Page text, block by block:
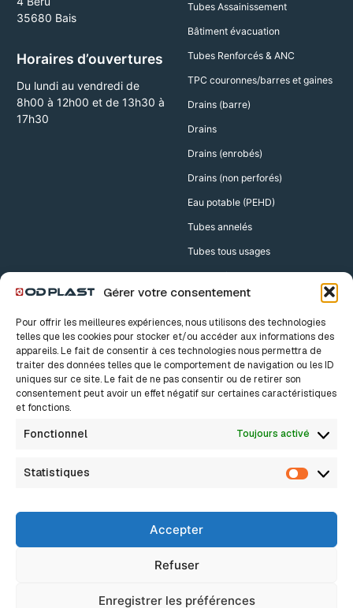
Gérer votre consentement
Pour offrir les meilleures expériences, nous utilisons des technologies
telles que les cookies pour stocker et/ou accéder aux informations des
appareils. Le fait de consentir à ces technologies nous permettra de
traiter des données telles que le comportement de navigation ou les ID
uniques sur ce site. Le fait de ne pas consentir ou de retirer son
consentement peut avoir un effet négatif sur certaines caractéristiques
et fonctions.
Fonctionnel Toujours activé
Statistiques
Accepter
Refuser
Enregistrer les préférences
35680 Bais
Horaires d’ouvertures
Du lundi au vendredi de
8h00 à 12h00 et de 13h30 à
17h30
Tubes Assainissement
Bâtiment évacuation
Tubes Renforcés & ANC
TPC couronnes/barres et gaines
Drains (barre)
Drains
Drains (enrobés)
Drains (non perforés)
Eau potable (PEHD)
Tubes annelés
Tubes tous usages
Accessoires
Accessoires Drains
Accessoires TPC
Nos solutions
Bâtiment
Industrie
Assainissement Non Collectif
A propos
Innovation, c’est sacré
Nos métiers